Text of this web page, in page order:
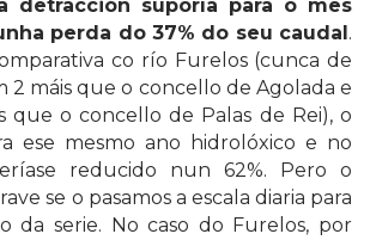
detracción suporía para o mes
perda do 37% do seu caudal.
co río Furelos (cunca de
2 máis que o concello de Agolada e
que o concello de Palas de Rei), o
ese mesmo ano hidrolóxico e no
reducido nun 62%. Pero o
se o pasamos a escala diaria para
da serie. No caso do Furelos, por